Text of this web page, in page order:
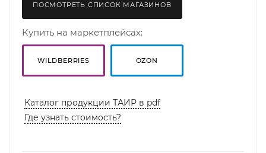
ПОСМОТРЕТЬ СПИСОК МАГАЗИНОВ
Купить на маркетплейсах:
WILDBERRIES OZON
Каталог продукции ТАИР в pdf
Где узнать стоимость?